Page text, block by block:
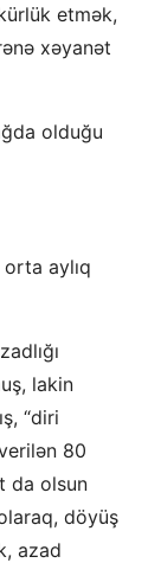
etmək,
xəyanət
olduğu
aylıq
lakin
“diri
80
da olsun
döyüş
azad